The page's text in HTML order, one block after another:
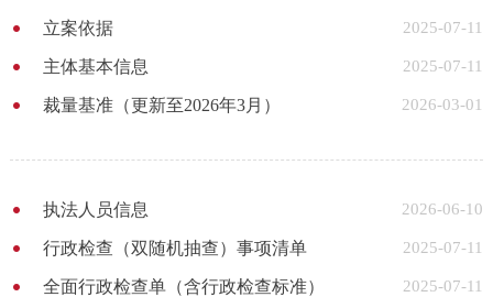
立案依据 2025-07-11
主体基本信息 2025-07-11
裁量基准（更新至2026年3月） 2026-03-01
执法人员信息 2026-06-10
行政检查（双随机抽查）事项清单 2025-07-11
全面行政检查单（含行政检查标准） 2025-07-11